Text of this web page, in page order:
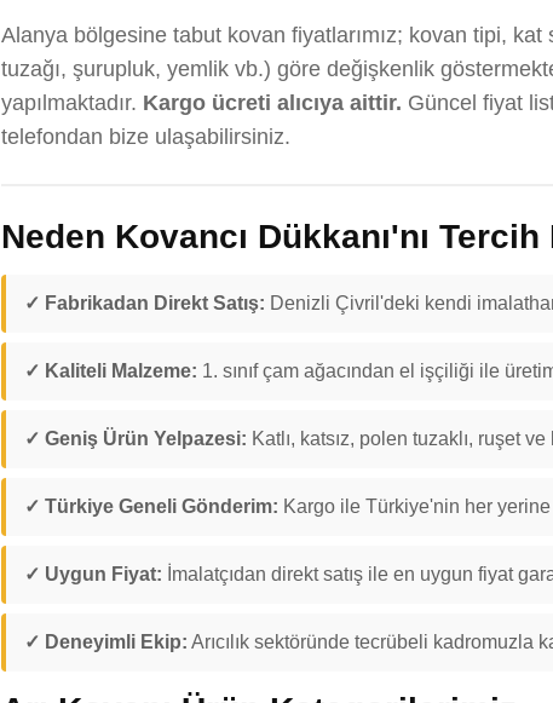
Alanya bölgesine tabut kovan fiyatlarımız; kovan tipi,
tuzağı, şurupluk, yemlik vb.) göre değişkenlik
yapılmaktadır. Kargo ücreti alıcıya aittir. Güncel fiyat
telefondan bize ulaşabilirsiniz.
Neden Kovancı Dükkanı'nı
✓ Fabrikadan Direkt Satış: Denizli Çivril'deki kendi
✓ Kaliteli Malzeme: 1. sınıf çam ağacından el işçiliği ile
✓ Geniş Ürün Yelpazesi: Katlı, katsız, polen tuzaklı, ruşet
✓ Türkiye Geneli Gönderim: Kargo ile Türkiye'nin her
✓ Uygun Fiyat: İmalatçıdan direkt satış ile en uygun fiyat
✓ Deneyimli Ekip: Arıcılık sektöründe tecrübeli kadromuzla